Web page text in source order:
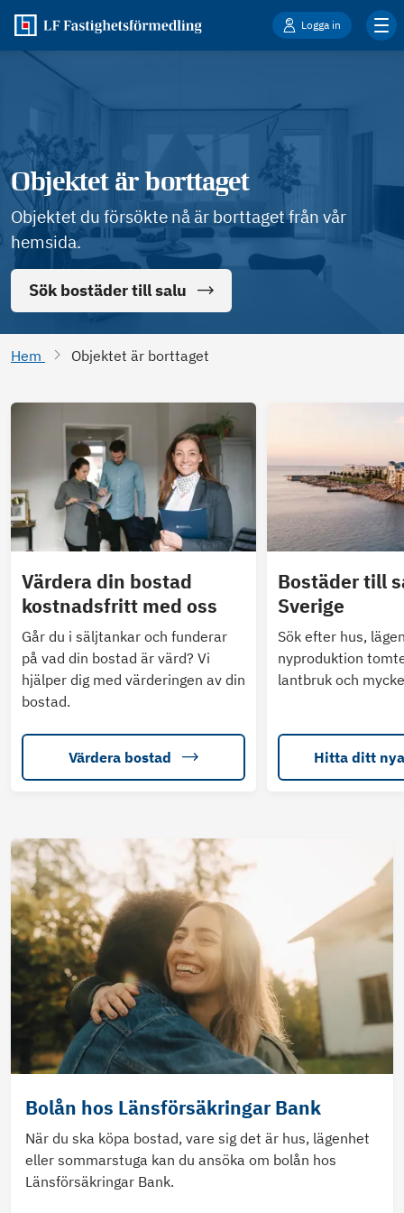
Logga in
Objektet är borttaget
Objektet du försökte nå är borttaget från vår
hemsida.
Sök bostäder till salu
Hem Objektet är borttaget
Värdera din bostad
kostnadsfritt med oss
Går du i säljtankar och funderar
på vad din bostad är värd? Vi
hjälper dig med värderingen av din
bostad.
Värdera bostad
Bostäder till
Sverige
Sök efter hus,
nyproduktion
lantbruk och
Hitta ditt
Bolån hos Länsförsäkringar Bank
När du ska köpa bostad, vare sig det är hus, lägenhet
eller sommarstuga kan du ansöka om bolån hos
Länsförsäkringar Bank.